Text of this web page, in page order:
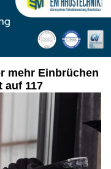
mehr Einbrüchen
auf 117